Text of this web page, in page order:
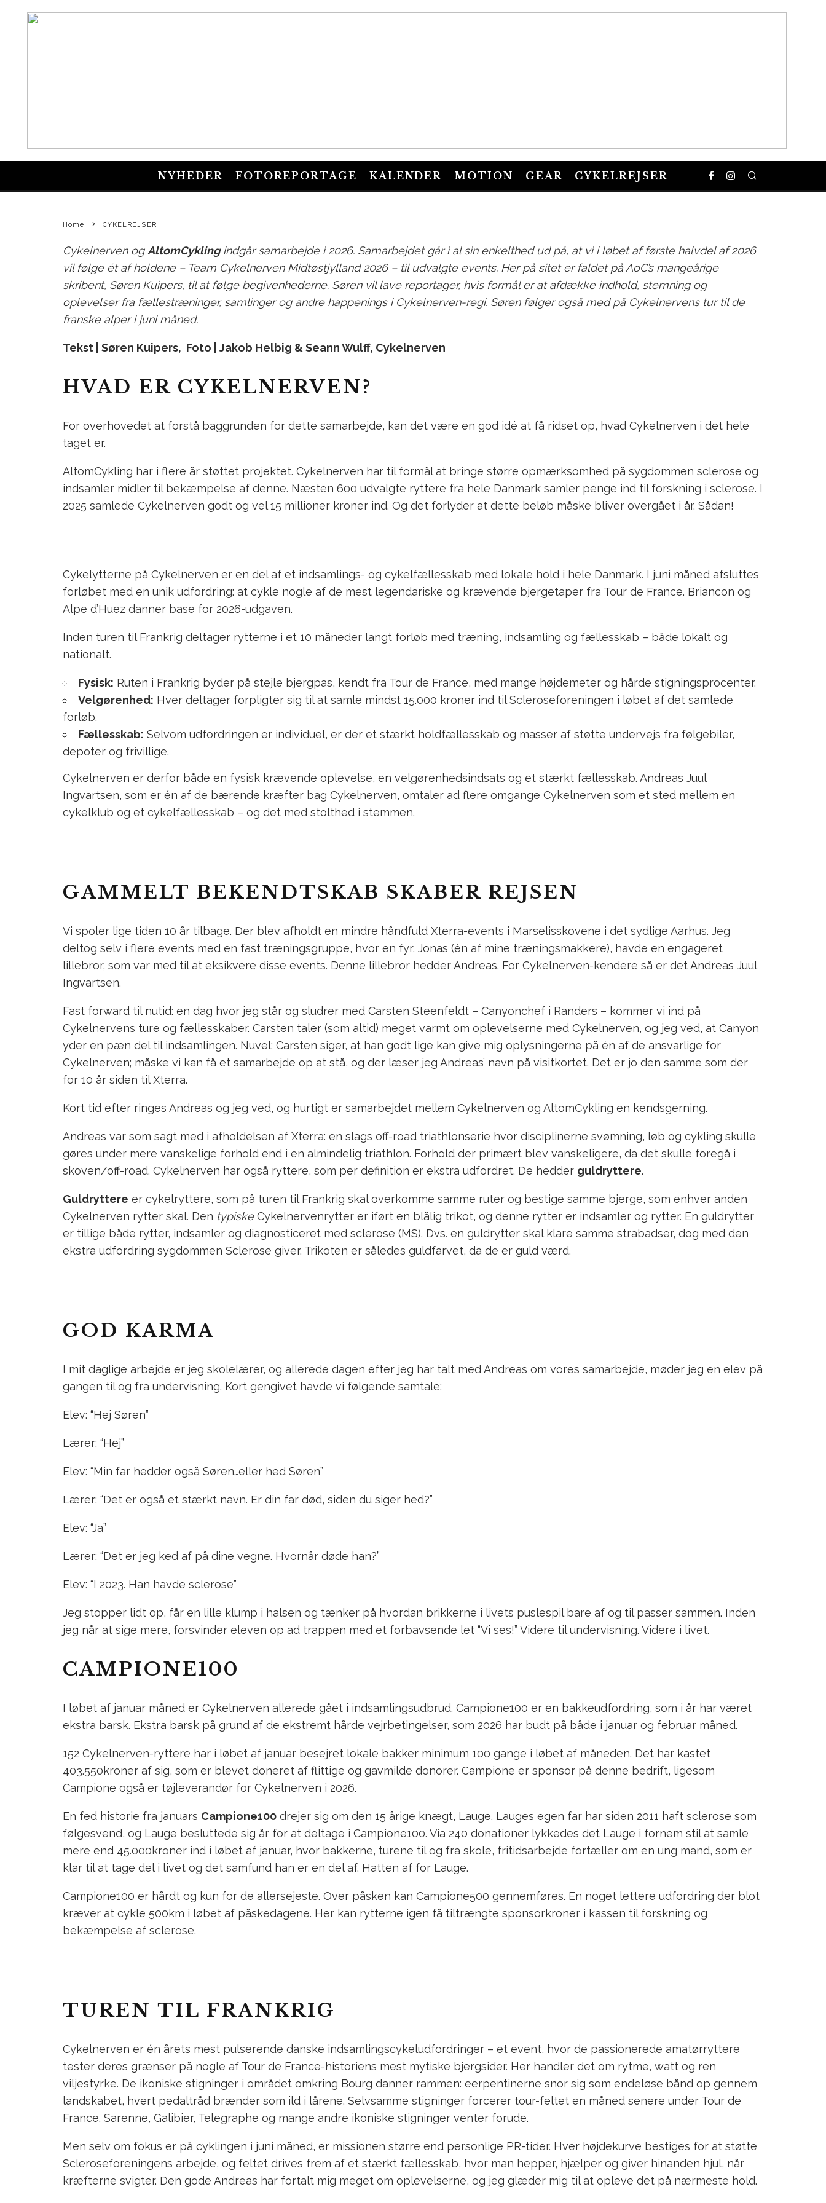
NYHEDER FOTOREPORTAGE KALENDER MOTION GEAR CYKELREJSER
CYKELNERVEN X AOC 2026
Home CYKELREJSER
Cykelnerven og AltomCyklingindgår samarbejde i 2026. Samarbejdet går i al sin enkelthed ud på, at vi i løbet af første halvdel af 2026
vil følge ét af holdene – Team Cykelnerven Midtøstjylland 2026 – til udvalgte events. Her på sitet er faldet på AoC’s mangeårige
skribent, Søren Kuipers, til at følge begivenhederne. Søren vil lave reportager, hvis formål er at afdække indhold, stemning og
oplevelser fra fællestræninger, samlinger og andre happenings i Cykelnerven-regi. Søren følger også med på Cykelnervens tur til de
franske alper i juni måned.
Tekst | Søren Kuipers, Foto | Jakob Helbig & Seann Wulff, Cykelnerven
HVAD ER CYKELNERVEN?
For overhovedet at forstå baggrunden for dette samarbejde, kan det være en god idé at få ridset op, hvad Cykelnerven i det hele
taget er.
AltomCykling har i flere år støttet projektet. Cykelnerven har til formål at bringe større opmærksomhed på sygdommen sclerose og
indsamler midler til bekæmpelse af denne. Næsten 600 udvalgte ryttere fra hele Danmark samler penge ind til forskning i sclerose. I
2025 samlede Cykelnerven godt og vel 15 millioner kroner ind. Og det forlyder at dette beløb måske bliver overgået i år. Sådan!
Cykelytterne på Cykelnerven er en del af et indsamlings- og cykelfællesskab med lokale hold i hele Danmark. I juni måned afsluttes
forløbet med en unik udfordring: at cykle nogle af de mest legendariske og krævende bjergetaper fra Tour de France. Briancon og
Alpe d’Huez danner base for 2026-udgaven.
Inden turen til Frankrig deltager rytterne i et 10 måneder langt forløb med træning, indsamling og fællesskab – både lokalt og
nationalt.
Fysisk: Ruten i Frankrig byder på stejle bjergpas, kendt fra Tour de France, med mange højdemeter og hårde stigningsprocenter.
Velgørenhed: Hver deltager forpligter sig til at samle mindst 15.000 kroner ind til Scleroseforeningen i løbet af det samlede
forløb.
Fællesskab: Selvom udfordringen er individuel, er der et stærkt holdfællesskab og masser af støtte undervejs fra følgebiler,
depoter og frivillige.
Cykelnerven er derfor både en fysisk krævende oplevelse, en velgørenhedsindsats og et stærkt fællesskab. Andreas Juul
Ingvartsen, som er én af de bærende kræfter bag Cykelnerven, omtaler ad flere omgange Cykelnerven som et sted mellem en
cykelklub og et cykelfællesskab – og det med stolthed i stemmen.
GAMMELT BEKENDTSKAB SKABER REJSEN
Vi spoler lige tiden 10 år tilbage. Der blev afholdt en mindre håndfuld Xterra-events i Marselisskovene i det sydlige Aarhus. Jeg
deltog selv i flere events med en fast træningsgruppe, hvor en fyr, Jonas (én af mine træningsmakkere), havde en engageret
lillebror, som var med til at eksikvere disse events. Denne lillebror hedder Andreas. For Cykelnerven-kendere så er det Andreas Juul
Ingvartsen.
Fast forward til nutid: en dag hvor jeg står og sludrer med Carsten Steenfeldt – Canyonchef i Randers – kommer vi ind på
Cykelnervens ture og fællesskaber. Carsten taler (som altid) meget varmt om oplevelserne med Cykelnerven, og jeg ved, at Canyon
yder en pæn del til indsamlingen. Nuvel: Carsten siger, at han godt lige kan give mig oplysningerne på én af de ansvarlige for
Cykelnerven; måske vi kan få et samarbejde op at stå, og der læser jeg Andreas’ navn på visitkortet. Det er jo den samme som der
for 10 år siden til Xterra.
Kort tid efter ringes Andreas og jeg ved, og hurtigt er samarbejdet mellem Cykelnerven og AltomCykling en kendsgerning.
Andreas var som sagt med i afholdelsen af Xterra: en slags off-road triathlonserie hvor disciplinerne svømning, løb og cykling skulle
gøres under mere vanskelige forhold end i en almindelig triathlon. Forhold der primært blev vanskeligere, da det skulle foregå i
skoven/off-road. Cykelnerven har også ryttere, som per definition er ekstra udfordret. De hedder guldryttere.
Guldryttere er cykelryttere, som på turen til Frankrig skal overkomme samme ruter og bestige samme bjerge, som enhver anden
Cykelnerven rytter skal. Den typiskeCykelnervenrytter er iført en blålig trikot, og denne rytter er indsamler og rytter. En guldrytter
er tillige både rytter, indsamler og diagnosticeret med sclerose (MS). Dvs. en guldrytter skal klare samme strabadser, dog med den
ekstra udfordring sygdommen Sclerose giver. Trikoten er således guldfarvet, da de er guld værd.
GOD KARMA
I mit daglige arbejde er jeg skolelærer, og allerede dagen efter jeg har talt med Andreas om vores samarbejde, møder jeg en elev på
gangen til og fra undervisning. Kort gengivet havde vi følgende samtale:
Elev: “Hej Søren”
Lærer: “Hej”
Elev: “Min far hedder også Søren…eller hed Søren”
Lærer: “Det er også et stærkt navn. Er din far død, siden du siger hed?”
Elev: “Ja”
Lærer: “Det er jeg ked af på dine vegne. Hvornår døde han?”
Elev: “I 2023. Han havde sclerose”
Jeg stopper lidt op, får en lille klump i halsen og tænker på hvordan brikkerne i livets puslespil bare af og til passer sammen. Inden
jeg når at sige mere, forsvinder eleven op ad trappen med et forbavsende let “Vi ses!” Videre til undervisning. Videre i livet.
CAMPIONE100
I løbet af januar måned er Cykelnerven allerede gået i indsamlingsudbrud. Campione100 er en bakkeudfordring, som i år har været
ekstra barsk. Ekstra barsk på grund af de ekstremt hårde vejrbetingelser, som 2026 har budt på både i januar og februar måned.
152 Cykelnerven-ryttere har i løbet af januar besejret lokale bakker minimum 100 gange i løbet af måneden. Det har kastet
403.550kroner af sig, som er blevet doneret af flittige og gavmilde donorer. Campione er sponsor på denne bedrift, ligesom
Campione også er tøjleverandør for Cykelnerven i 2026.
En fed historie fra januars Campione100 drejer sig om den 15 årige knægt, Lauge. Lauges egen far har siden 2011 haft sclerose som
følgesvend, og Lauge besluttede sig år for at deltage i Campione100. Via 240 donationer lykkedes det Lauge i fornem stil at samle
mere end 45.000kroner ind i løbet af januar, hvor bakkerne, turene til og fra skole, fritidsarbejde fortæller om en ung mand, som er
klar til at tage del i livet og det samfund han er en del af. Hatten af for Lauge.
Campione100 er hårdt og kun for de allersejeste. Over påsken kan Campione500 gennemføres. En noget lettere udfordring der blot
kræver at cykle 500km i løbet af påskedagene. Her kan rytterne igen få tiltrængte sponsorkroner i kassen til forskning og
bekæmpelse af sclerose.
TUREN TIL FRANKRIG
Cykelnerven er én årets mest pulserende danske indsamlingscykeludfordringer – et event, hvor de passionerede amatørryttere
tester deres grænser på nogle af Tour de France-historiens mest mytiske bjergsider. Her handler det om rytme, watt og ren
viljestyrke. De ikoniske stigninger i området omkring Bourg danner rammen: eerpentinerne snor sig som endeløse bånd op gennem
landskabet, hvert pedaltråd brænder som ild i lårene. Selvsamme stigninger forcerer tour-feltet en måned senere under Tour de
France. Sarenne, Galibier, Telegraphe og mange andre ikoniske stigninger venter forude.
Men selv om fokus er på cyklingen i juni måned, er missionen større end personlige PR-tider. Hver højdekurve bestiges for at støtte
Scleroseforeningens arbejde, og feltet drives frem af et stærkt fællesskab, hvor man hepper, hjælper og giver hinanden hjul, når
kræfterne svigter. Den gode Andreas har fortalt mig meget om oplevelserne, og jeg glæder mig til at opleve det på nærmeste hold.